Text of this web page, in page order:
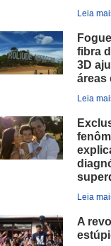
Leia
fibra
3D
áreas
Leia
Leia
A